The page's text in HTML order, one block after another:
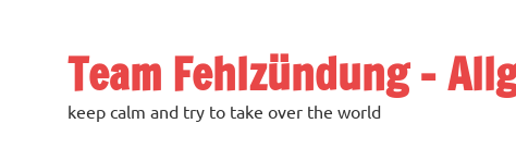
Team Fehlzündung –
keep calm and try to take over the world